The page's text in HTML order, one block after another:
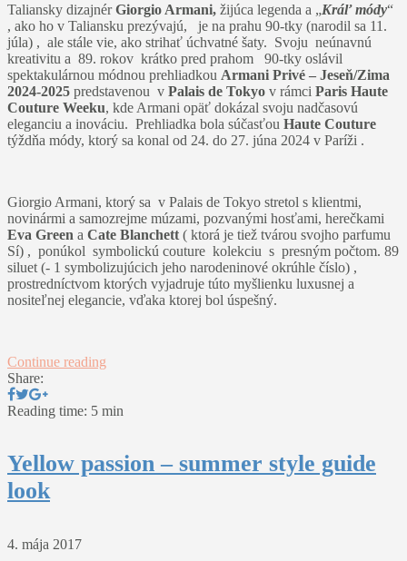
Taliansky dizajnérGiorgio Armani, žijúca legenda a „Kráľ módy“
, ako ho v Taliansku prezývajú, je na prahu 90-tky (narodil sa 11.
júla) , ale stále vie, ako strihať úchvatné šaty. Svoju neúnavnú
kreativitu a 89. rokov krátko pred prahom 90-tky oslávil
spektakulárnou módnou prehliadkou Armani Privé – Jeseň/Zima
2024-2025 predstavenou v Palais de Tokyo v rámci Paris Haute
Couture Weeku, kde Armani opäť dokázal svoju nadčasovú
eleganciu a inováciu. Prehliadka bola súčasťou Haute Couture
týždňa módy, ktorý sa konal od 24. do 27. júna 2024 v Paríži​ .
Giorgio Armani, ktorý sa v Palais de Tokyo stretol s klientmi,
novinármi a samozrejme múzami, pozvanými hosťami, herečkami
Eva Green a Cate Blanchett ( ktorá je tiež tvárou svojho parfumu
Sí) , ponúkol symbolickú couture kolekciu s presným počtom. 89
siluet (- 1 symbolizujúcich jeho narodeninové okrúhle číslo) ,
prostredníctvom ktorých vyjadruje túto myšlienku luxusnej a
nositeľnej elegancie, vďaka ktorej bol úspešný.
Continue reading
Share:
Reading time: 5 min
Yellow passion – summer style guide
look
4. mája 2017